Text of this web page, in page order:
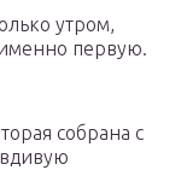
утром,
первую.
собрана с